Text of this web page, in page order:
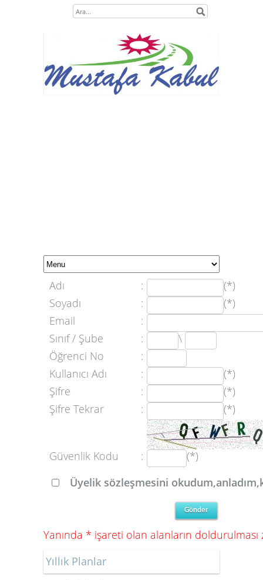
Adı :
(*)
Soyadı
:
(*)
Email
:
Sınıf / Şube
:
\
Öğrenci No
:
Kullanıcı Adı
:
(*)
Şifre
:
(*)
Şifre Tekrar
: (*)
Güvenlik Kodu :
(*)
Üyelik sözleşmesini
Yanında * işareti olan alanların
Yıllık Planlar